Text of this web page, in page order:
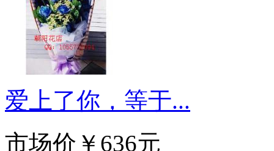
爱上了你，等于...
市场价 ￥636元